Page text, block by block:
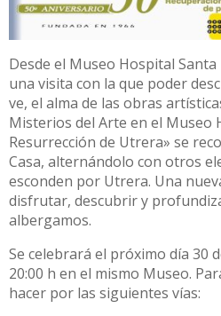
Desde el Museo Hospital
una visita con la que poder
ve, el alma de las obras
Misterios del Arte en el Museo
Resurrección de Utrera» se
Casa, alternándolo con otros
esconden por Utrera. Una
disfrutar, descubrir y
albergamos.
Se celebrará el próximo día 30
20:00 h en el mismo Museo.
hacer por las siguientes vías: